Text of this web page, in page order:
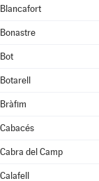
Blancafort
Bonastre
Bot
Botarell
Bràfim
Cabacés
Cabra del Camp
Calafell